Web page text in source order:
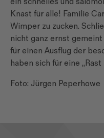
Knast für alle! Familie
Wimper zu zucken.
nicht ganz ernst
für einen Ausflug der
haben sich für eine
Foto: Jürgen Peperhowe